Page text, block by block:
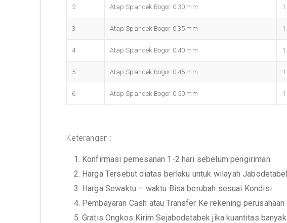
2 Atap Spandek Bogor 0.30 mm 1
3 Atap Spandek Bogor 0.35 mm 1
4 Atap Spandek Bogor 0.40 mm 1
5 Atap Spandek Bogor 0.45 mm 1
6 Atap Spandek Bogor 0.50 mm 1
Keterangan :
1. Konfirmasi pemesanan 1-2 hari sebelum pengiriman
2. Harga Tersebut diatas berlaku untuk wilayah
3. Harga Sewaktu – waktu Bisa berubah sesuai Kondisi
4. Pembayaran Cash atau Transfer Ke rekening perusahaan
5. Gratis Ongkos Kirim Sejabodetabek jika kuantitas banyak